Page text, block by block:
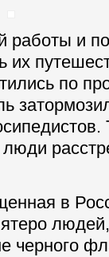
работы и
по
в
черного